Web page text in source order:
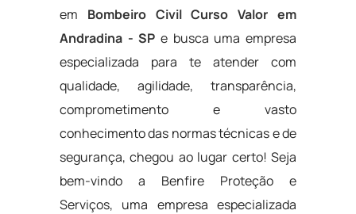
em Bombeiro Civil Curso Valor em
Andradina - SP e busca uma empresa
especializada para te atender com
qualidade, agilidade, transparência,
comprometimento e vasto
conhecimento das normas técnicas e de
segurança, chegou ao lugar certo! Seja
bem-vindo a Benfire Proteção e
Serviços, uma empresa especializada